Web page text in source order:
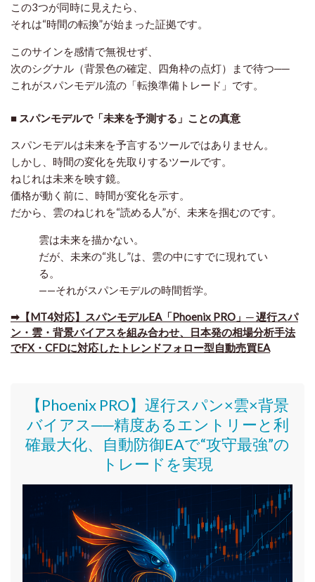
この3つが同時に見えたら、
それは“時間の転換”が始まった証拠です。
このサインを感情で無視せず、
次のシグナル（背景色の確定、四角枠の点灯）まで待つ──
これがスパンモデル流の「転換準備トレード」です。
■ スパンモデルで「未来を予測する」ことの真意
スパンモデルは未来を予言するツールではありません。
しかし、 時間の変化を先取りするツールです。
ねじれは未来を映す鏡。
価格が動く前に、時間が変化を示す。
だから、雲のねじれを“読める人”が、未来を掴むのです。
雲は未来を描かない。
だが、未来の“兆し”は、雲の中にすでに現れてい
る。
——それがスパンモデルの時間哲学。
➡【MT4対応】スパンモデルEA「Phoenix PRO」─ 遅行スパ
ン・雲・背景バイアスを組み合わせ、日本発の相場分析手法
でFX・CFDに対応したトレンドフォロー型自動売買EA
【Phoenix PRO】遅行スパン×雲×背景
バイアス──精度あるエントリーと利
確最大化、自動防御EAで“攻守最強”の
トレードを実現